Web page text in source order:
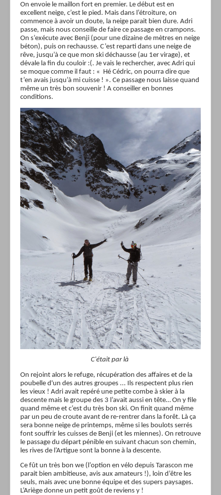
On envoie le maillon fort en premier. Le début est en
excellent neige, c’est le pied. Mais dans l’étroiture, on
commence à avoir un doute, la neige parait bien dure. Adri
passe, mais nous conseille de faire ce passage en crampons.
On s’exécute avec Benji (pour une dizaine de mètres en neige
béton), puis on rechausse. C’est reparti dans une neige de
rêve, jusqu’à ce que mon ski déchausse (au 1er virage), et
dévale la fin du couloir :(. Je vais le rechercher, avec Adri qui
se moque comme il faut : « Hé Cédric, on pourra dire que
t’en avais jusqu’à mi cuisse ! ». Ce passage nous laisse quand
même un très bon souvenir ! A conseiller en bonnes
conditions.
C'était par là
On rejoint alors le refuge, récupération des affaires et de la
poubelle d'un des autres groupes ... Ils respectent plus rien
les vieux ! Adri avait repéré une petite combe à skier à la
descente mais le groupe des 3 l’avait aussi en tête… On y file
quand même et c’est du très bon ski. On finit quand même
par un peu de croute avant de re-rentrer dans la forêt. Là ça
sera bonne neige de printemps, même si les boulots serrés
font souffrir les cuisses de Benji (et les miennes). On retrouve
le passage du départ pénible en suivant chacun son chemin,
les rives de l’Artigue sont la bonne à la descente.
Ce fût un très bon we (l’option en vélo depuis Tarascon me
parait bien ambitieuse, avis aux amateurs !), loin d’être les
seuls, mais avec une bonne équipe et des supers paysages.
L’Ariège donne un petit goût de reviens y !